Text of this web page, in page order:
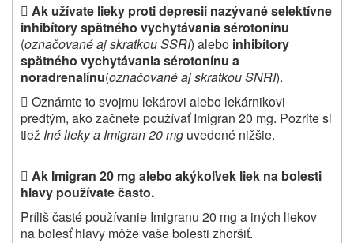
 Ak užívate lieky proti depresii nazývané selektívne
inhibítory spätného vychytávania sérotonínu
(označované aj skratkou SSRI) alebo inhibítory
spätného vychytávania sérotonínu a
noradrenalínu(označované aj skratkou SNRI).
 Oznámte to svojmu lekárovi alebo lekárnikovi
predtým, ako začnete používať Imigran 20 mg. Pozrite si
tiež Iné lieky a Imigran 20 mg uvedené nižšie.
 Ak Imigran 20 mg alebo akýkoľvek liek na bolesti
hlavy používate často.
Príliš časté používanie Imigranu 20 mg a iných liekov
na bolesť hlavy môže vaše bolesti zhoršiť.